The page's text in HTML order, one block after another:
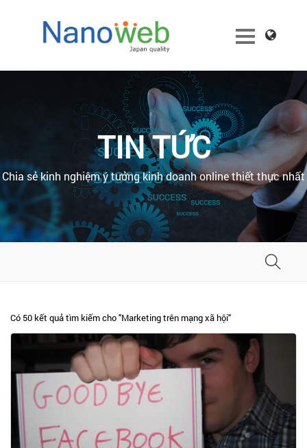
TIN TỨC
Chia sẻ kinh nghiệm ý tưởng kinh doanh online thiết thực nhất
Có 50 kết quả tìm kiếm cho "Marketing trên mạng xã hội"